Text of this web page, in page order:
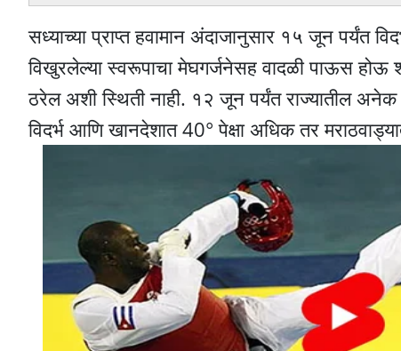
सध्याच्या प्राप्त हवामान अंदाजानुसार १५ जून पर्यंत
विखुरलेल्या स्वरूपाचा मेघगर्जनेसह वादळी पाऊस
ठरेल अशी स्थिती नाही. १२ जून पर्यंत राज्यातील
विदर्भ आणि खानदेशात 40° पेक्षा अधिक तर